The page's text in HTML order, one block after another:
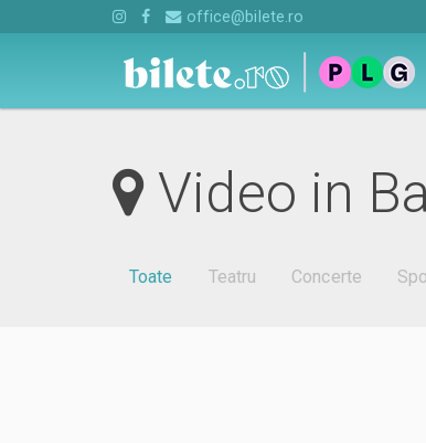
office@bilete.ro
Video in
Toate Teatru Concerte